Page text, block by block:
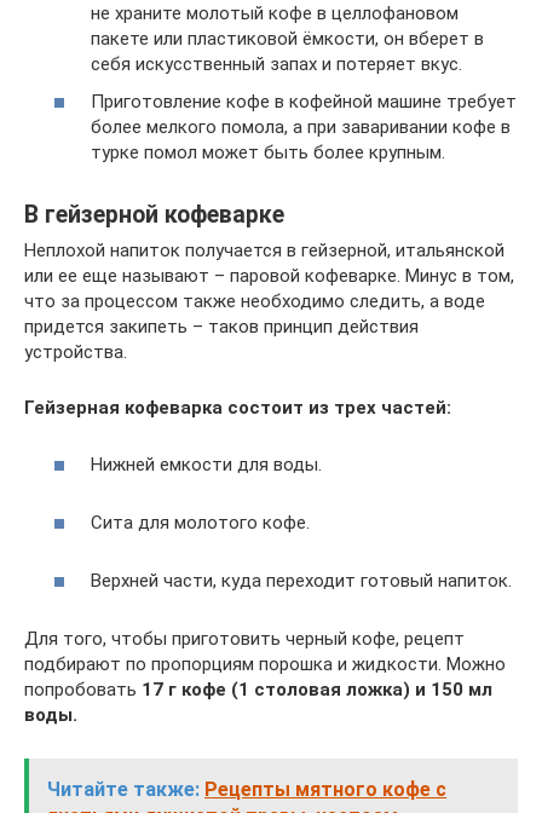
не храните молотый кофе в целлофановом
пакете или пластиковой ёмкости, он вберет в
себя искусственный запах и потеряет вкус.
Приготовление кофе в кофейной машине требует
более мелкого помола, а при заваривании кофе в
турке помол может быть более крупным.
В гейзерной кофеварке
Неплохой напиток получается в гейзерной, итальянской
или ее еще называют – паровой кофеварке. Минус в том,
что за процессом также необходимо следить, а воде
придется закипеть – таков принцип действия
устройства.
Гейзерная кофеварка состоит из трех частей:
Нижней емкости для воды.
Сита для молотого кофе.
Верхней части, куда переходит готовый напиток.
Для того, чтобы приготовить черный кофе, рецепт
подбирают по пропорциям порошка и жидкости. Можно
попробовать 17 г кофе (1 столовая ложка) и 150 мл
воды.
Читайте также: Рецепты мятного кофе с